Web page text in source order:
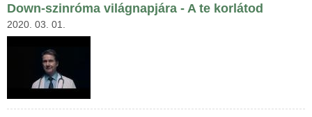
Down-szinróma világnapjára - A te korlátod
2020. 03. 01.